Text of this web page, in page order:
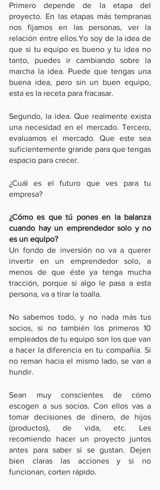
Primero depende de la etapa del
proyecto. En las etapas más tempranas
nos fijamos en las personas, ver la
relación entre ellos.Yo soy de la idea de
que si tu equipo es bueno y tu idea no
tanto, puedes ir cambiando sobre la
marcha la idea. Puede que tengas una
buena idea, pero sin un buen equipo,
esta es la receta para fracasar.
Segundo, la idea. Que realmente exista
una necesidad en el mercado. Tercero,
evaluamos el mercado. Que este sea
suficientemente grande para que tengas
espacio para crecer.
¿Cuál es el futuro que ves para tu
empresa?
¿Cómo es que tú pones en la balanza
cuando hay un emprendedor solo y no
es un equipo?
Un fondo de inversión no va a querer
invertir en un emprendedor solo, a
menos de que éste ya tenga mucha
tracción, porque si algo le pasa a esta
persona, va a tirar la toalla.
No sabemos todo, y no nada más tus
socios, si no también los primeros 10
empleados de tu equipo son los que van
a hacer la diferencia en tu compañía. Si
no reman hacia el mismo lado, se van a
hundir.
Sean muy conscientes de cómo
escogen a sus socios. Con ellos vas a
tomar decisiones de dinero, de hijos
(productos), de vida, etc. Les
recomiendo hacer un proyecto juntos
antes para saber si se gustan. Dejen
bien claras las acciones y si no
funcionan, corten rápido.